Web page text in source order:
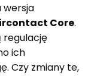
wersja
Core.
regulację
ich
Czy zmiany te,